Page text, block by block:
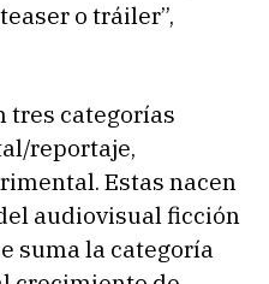
o tráiler”,
tres categorías
reportaje,
Estas nacen
audiovisual ficción
suma la categoría